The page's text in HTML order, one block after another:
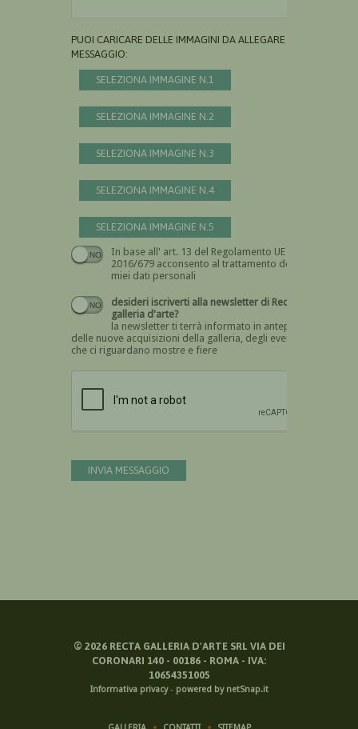
PUOI CARICARE DELLE IMMAGINI DA ALLEGARE AL
MESSAGGIO:
SELEZIONA IMMAGINE N.1
SELEZIONA IMMAGINE N.2
SELEZIONA IMMAGINE N.3
SELEZIONA IMMAGINE N.4
SELEZIONA IMMAGINE N.5
In base all' art. 13 del Regolamento UE n.
2016/679 acconsento al trattamento dei
miei dati personali
Devi dare il consenso
desideri iscriverti alla newsletter di Recta
galleria d'arte?
la newsletter ti terrà informato in anteprima
delle nuove acquisizioni della galleria, degli eventi
che ci riguardano mostre e fiere
INVIA MESSAGGIO
© 2026RECTA GALLERIA D'ARTE SRL VIA DEI
CORONARI 140 - 00186 - ROMA - IVA:
10654351005
Informativa privacy- powered by netSnap.it